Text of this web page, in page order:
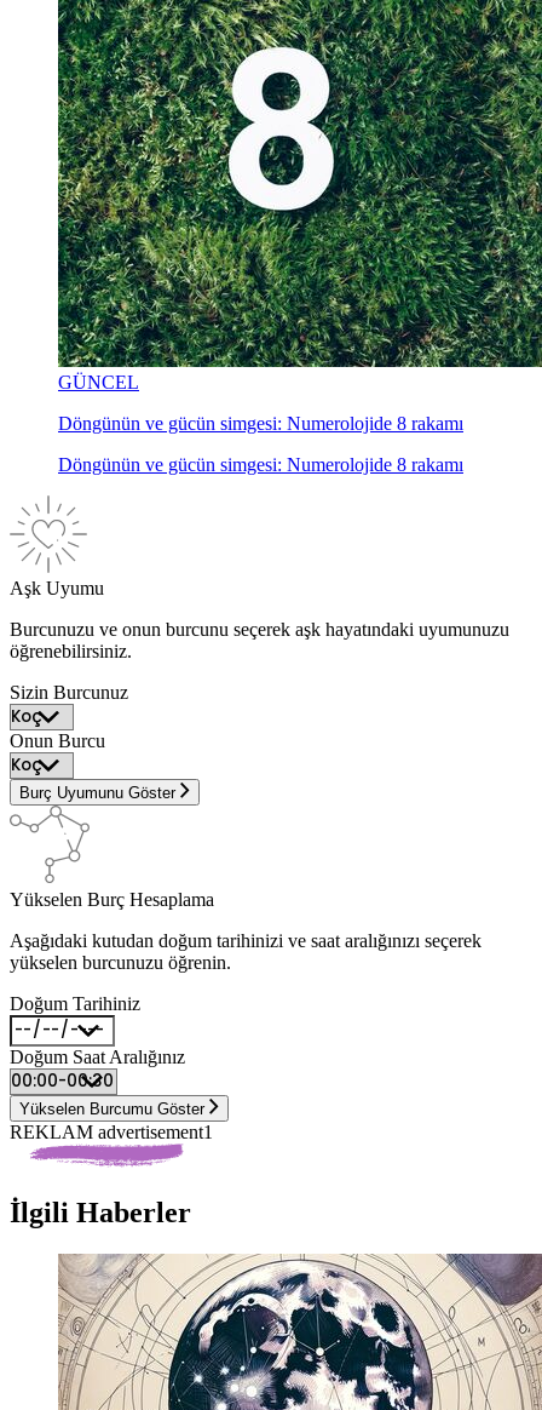
GÜNCEL
Döngünün ve gücün simgesi: Numerolojide 8 rakamı
Döngünün ve gücün simgesi: Numerolojide 8 rakamı
Aşk Uyumu
Burcunuzu ve onun burcunu seçerek aşk hayatındaki uyumunuzu
öğrenebilirsiniz.
Sizin Burcunuz
Onun Burcu
Burç Uyumunu Göster
Yükselen Burç Hesaplama
Aşağıdaki kutudan doğum tarihinizi ve saat aralığınızı seçerek
yükselen burcunuzu öğrenin.
Doğum Tarihiniz
Doğum Saat Aralığınız
Yükselen Burcumu Göster
REKLAM advertisement1
İlgili Haberler